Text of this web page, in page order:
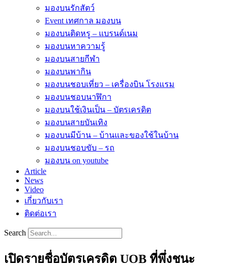
มองบนรักสัตว์
Event เทศกาล มองบน
มองบนติดหรู – แบรนด์เนม
มองบนหาความรู้
มองบนสายกีฬา
มองบนพากิน
มองบนชอบเที่ยว – เครื่องบิน โรงแรม
มองบนชอบนาฬิกา
มองบนใช้เงินเป็น – บัตรเครดิต
มองบนสายบันเทิง
มองบนมีบ้าน – บ้านและของใช้ในบ้าน
มองบนชอบขับ – รถ
มองบน on youtube
Article
News
Video
เกี่ยวกับเรา
ติดต่อเรา
Search
เปิดรายชื่อบัตรเครดิต UOB ที่พึ่งชนะ